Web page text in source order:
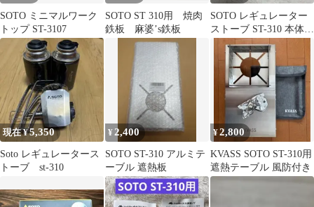
SOTO ミニマルワーク
トップ ST-3107
SOTO ST 310用 焼肉
鉄板 麻婆’s鉄板
SOTO レギュレーター
ストーブ ST-310 本体
収納ポーチ ボンベ2本
付き
現在 ¥5,350
Soto レギュレータース
トーブ st-310
¥ 2,400
SOTO ST-310 アルミテ
ーブル 遮熱板
¥2,800
KVASS SOTO ST-310用
遮熱テーブル 風防付き